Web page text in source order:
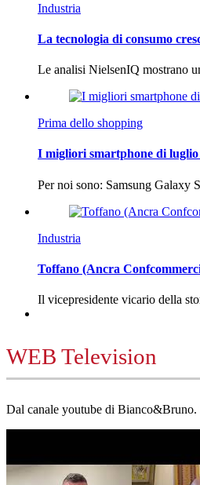
Industria
La tecnologia di consumo
Le analisi NielsenIQ mostrano
Prima dello shopping
I migliori smartphone di luglio
Per noi sono: Samsung
Industria
Toffano (Ancra
Il vicepresidente vicario della
WEB Television
Dal canale youtube di Bianco&Bruno.